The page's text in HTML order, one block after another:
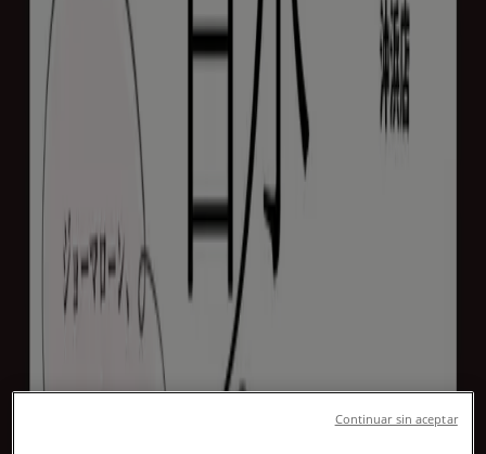
カテゴリー:
ドラッグストア
残念！お近くのスギ薬局店舗にはカタログがありません。
他の都市のスギ薬局カタログContinuar sin aceptar